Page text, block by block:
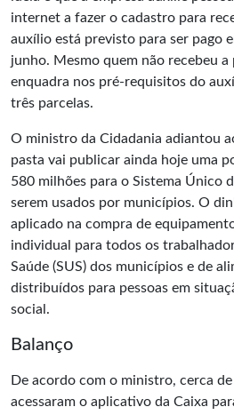
internet a fazer o cadastro para
auxílio está previsto para ser pago
junho. Mesmo quem não recebeu a
enquadra nos pré-requisitos do
três parcelas.
O ministro da Cidadania adiantou
pasta vai publicar ainda hoje uma
580 milhões para o Sistema Único
serem usados por municípios. O
aplicado na compra de
individual para todos os
Saúde (SUS) dos municípios e de
distribuídos para pessoas em
social.
Balanço
De acordo com o ministro, cerca
acessaram o aplicativo da Caixa